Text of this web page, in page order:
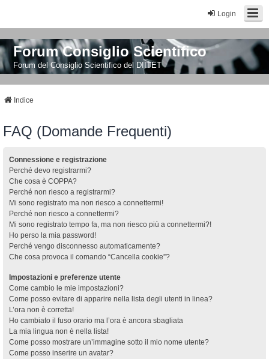
Login
Forum Consiglio Scientifico
Forum del Consiglio Scientifico del DIITET
Indice
FAQ (Domande Frequenti)
Connessione e registrazione
Perché devo registrarmi?
Che cosa è COPPA?
Perché non riesco a registrarmi?
Mi sono registrato ma non riesco a connettermi!
Perché non riesco a connettermi?
Mi sono registrato tempo fa, ma non riesco più a connettermi?!
Ho perso la mia password!
Perché vengo disconnesso automaticamente?
Che cosa provoca il comando “Cancella cookie”?
Impostazioni e preferenze utente
Come cambio le mie impostazioni?
Come posso evitare di apparire nella lista degli utenti in linea?
L’ora non è corretta!
Ho cambiato il fuso orario ma l’ora è ancora sbagliata
La mia lingua non è nella lista!
Come posso mostrare un’immagine sotto il mio nome utente?
Come posso inserire un avatar?